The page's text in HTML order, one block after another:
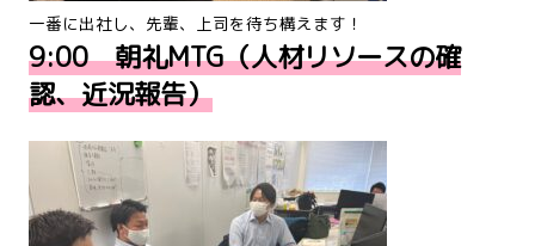
一番に出社し、先輩、上司を待ち構えます！
9:00 朝礼MTG（人材リソースの確
認、近況報告）